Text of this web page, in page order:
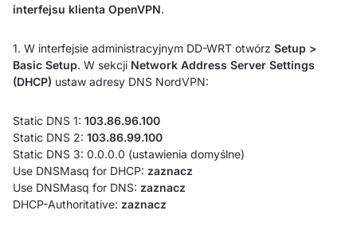
interfejsu klienta OpenVPN.
1. W interfejsie administracyjnym DD-WRT otwórz Setup >
Basic Setup. W sekcji Network Address Server Settings
(DHCP) ustaw adresy DNS NordVPN:
Static DNS 1: 103.86.96.100
Static DNS 2: 103.86.99.100
Static DNS 3: 0.0.0.0 (ustawienia domyślne)
Use DNSMasq for DHCP: zaznacz
Use DNSMasq for DNS: zaznacz
DHCP-Authoritative: zaznacz